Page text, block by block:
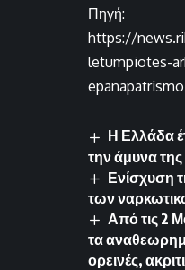
Πηγή:
https://
letumpiotes-
Η Ελλάδα
την άμυνα
Ενίσχυση
των
Από τις 2
τα
ορεινές,